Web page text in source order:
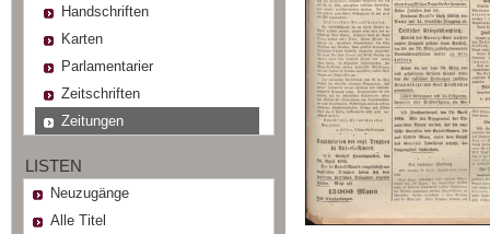
Handschriften
Karten
Parlamentarier
Zeitschriften
Zeitungen
LISTEN
Neuzugänge
Alle Titel